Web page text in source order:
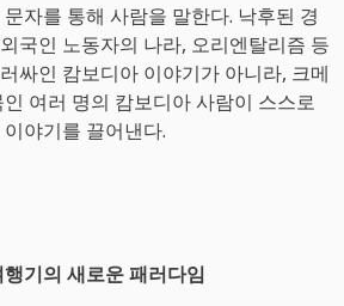
자를 통해 사람을 말한다. 낙후된 경
국인 노동자의 나라, 오리엔탈리즘 등
싸인 캄보디아 이야기가 아니라, 크메
여러 명의 캄보디아 사람이 스스로
야기를 끌어낸다.
기의 새로운 패러다임